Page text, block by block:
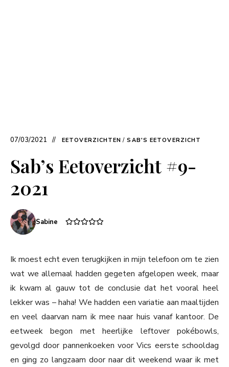
07/03/2021 EETOVERZICHTEN / SAB'S EETOVERZICHT
Sab’s Eetoverzicht #9-
2021
Sabine
Ik moest echt even terugkijken in mijn telefoon om te zien
wat we allemaal hadden gegeten afgelopen week, maar
ik kwam al gauw tot de conclusie dat het vooral heel
lekker was – haha! We hadden een variatie aan maaltijden
en veel daarvan nam ik mee naar huis vanaf kantoor. De
eetweek begon met heerlijke leftover pokébowls,
gevolgd door pannenkoeken voor Vics eerste schooldag
en ging zo langzaam door naar dit weekend waar ik met